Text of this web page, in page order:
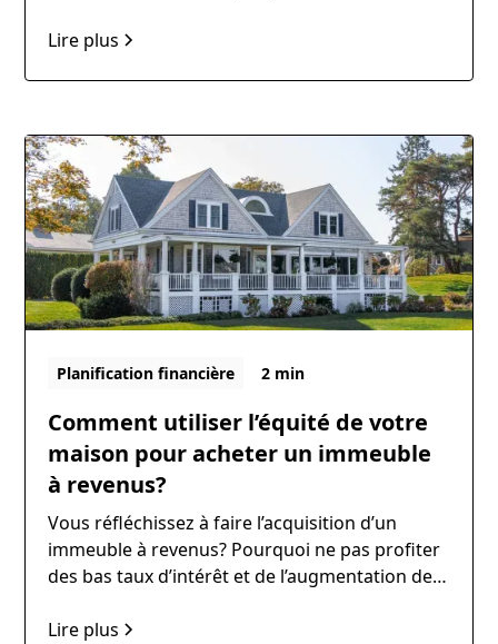
connaitre les avantages et les inconvénients de
Lire plus
Planification financière 2 min
Comment utiliser l’équité de votre
maison pour acheter un immeuble
à revenus?
Vous réfléchissez à faire l’acquisition d’un
immeuble à revenus? Pourquoi ne pas profiter
des bas taux d’intérêt et de l’augmentation de
moment de votre renouvellement, il est
Lire plus